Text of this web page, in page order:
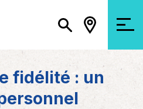
fidélité : un